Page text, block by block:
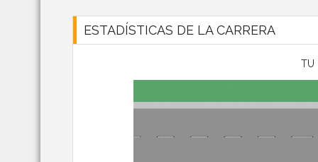
ESTADÍSTICAS DE LA CARRERA
TU